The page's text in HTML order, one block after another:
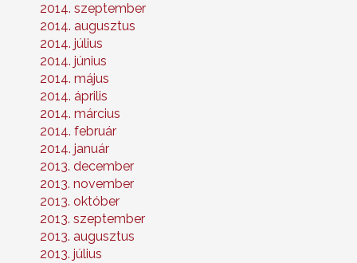
2014. szeptember
2014. augusztus
2014. július
2014. június
2014. május
2014. április
2014. március
2014. február
2014. január
2013. december
2013. november
2013. október
2013. szeptember
2013. augusztus
2013. július